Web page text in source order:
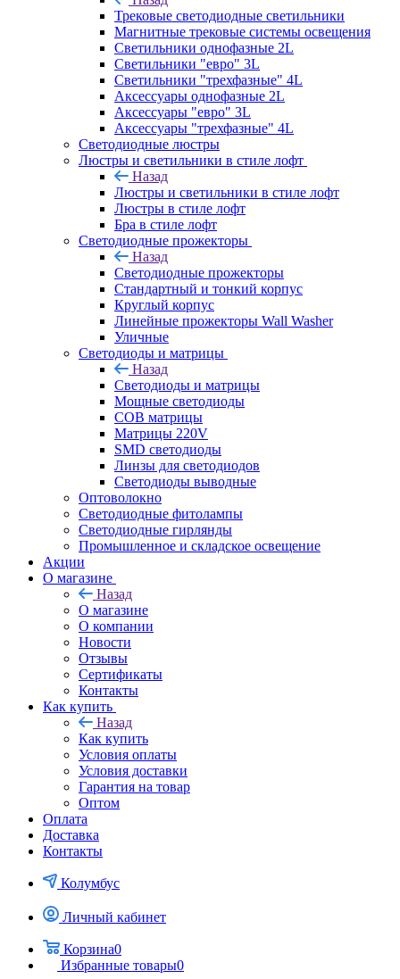
Трековые светодиодные светильники
Магнитные трековые системы освещения
Светильники однофазные 2L
Светильники "евро" 3L
Светильники "трехфазные" 4L
Аксессуары однофазные 2L
Аксессуары "евро" 3L
Аксессуары "трехфазные" 4L
Светодиодные люстры
Люстры и светильники в стиле лофт
Назад
Люстры и светильники в стиле лофт
Люстры в стиле лофт
Бра в стиле лофт
Светодиодные прожекторы
Назад
Светодиодные прожекторы
Стандартный и тонкий корпус
Круглый корпус
Линейные прожекторы Wall Washer
Уличные
Светодиоды и матрицы
Назад
Светодиоды и матрицы
Мощные светодиоды
COB матрицы
Матрицы 220V
SMD светодиоды
Линзы для светодиодов
Светодиоды выводные
Оптоволокно
Светодиодные фитолампы
Светодиодные гирлянды
Промышленное и складское освещение
Акции
О магазине
Назад
О магазине
О компании
Новости
Отзывы
Сертификаты
Контакты
Как купить
Назад
Как купить
Условия оплаты
Условия доставки
Гарантия на товар
Оптом
Оплата
Доставка
Контакты
Колумбус
Личный кабинет
Корзина0
Избранные товары0